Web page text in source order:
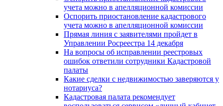
учета можно в апелляционной комиссии
Оспорить приостановление кадастрового
учета можно в апелляционной комиссии
Прямая линия с заявителями пройдет в
Управлении Росреестра 14 декабря
На вопросы об исправлении реестровых
ошибок ответили сотрудники Кадастровой
палаты
Какие сделки с недвижимостью заверяются у
нотариуса?
Кадастровая палата рекомендует